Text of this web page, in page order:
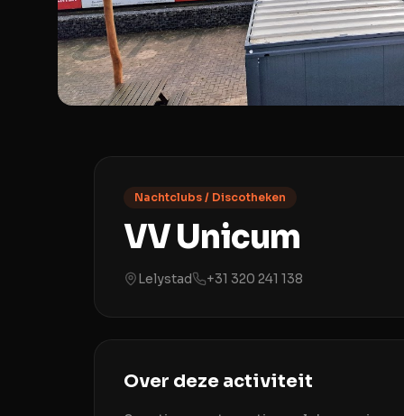
Nachtclubs / Discotheken
VV Unicum
Lelystad +31 320 241 138
Over deze activiteit